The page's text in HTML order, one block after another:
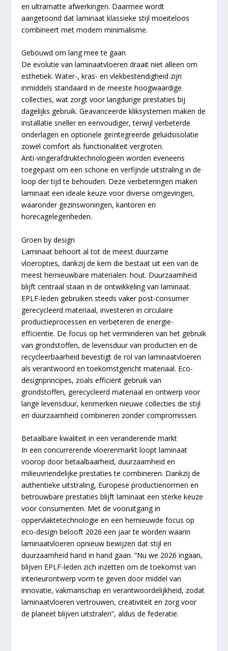
en ultramatte afwerkingen. Daarmee wordt
aangetoond dat laminaat klassieke stijl moeiteloos
combineert met modern minimalisme.
Gebouwd om lang mee te gaan
De evolutie van laminaatvloeren draait niet alleen om
esthetiek. Water-, kras- en vlekbestendigheid zijn
inmiddels standaard in de meeste hoogwaardige
collecties, wat zorgt voor langdurige prestaties bij
dagelijks gebruik. Geavanceerde kliksystemen maken de
installatie sneller en eenvoudiger, terwijl verbeterde
onderlagen en optionele geïntegreerde geluidsisolatie
zowel comfort als functionaliteit vergroten.
Anti-vingerafdruktechnologieën worden eveneens
toegepast om een schone en verfijnde uitstraling in de
loop der tijd te behouden. Deze verbeteringen maken
laminaat een ideale keuze voor diverse omgevingen,
waaronder gezinswoningen, kantoren en
horecagelegenheden.
Groen by design
Laminaat behoort al tot de meest duurzame
vloeropties, dankzij de kern die bestaat uit een van de
meest hernieuwbare materialen: hout. Duurzaamheid
blijft centraal staan in de ontwikkeling van laminaat.
EPLF-leden gebruiken steeds vaker post-consumer
gerecycleerd materiaal, investeren in circulaire
productieprocessen en verbeteren de energie-
efficiëntie. De focus op het verminderen van het gebruik
van grondstoffen, de levensduur van producten en de
recycleerbaarheid bevestigt de rol van laminaatvloeren
als verantwoord en toekomstgericht materiaal. Eco-
designprincipes, zoals efficiënt gebruik van
grondstoffen, gerecycleerd materiaal en ontwerp voor
lange levensduur, kenmerken nieuwe collecties die stijl
en duurzaamheid combineren zonder compromissen.
Betaalbare kwaliteit in een veranderende markt
In een concurrerende vloerenmarkt loopt laminaat
voorop door betaalbaarheid, duurzaamheid en
milieuvriendelijke prestaties te combineren. Dankzij de
authentieke uitstraling, Europese productienormen en
betrouwbare prestaties blijft laminaat een sterke keuze
voor consumenten. Met de vooruitgang in
oppervlaktetechnologie en een hernieuwde focus op
eco-design belooft 2026 een jaar te worden waarin
laminaatvloeren opnieuw bewijzen dat stijl en
duurzaamheid hand in hand gaan. “Nu we 2026 ingaan,
blijven EPLF-leden zich inzetten om de toekomst van
interieurontwerp vorm te geven door middel van
innovatie, vakmanschap en verantwoordelijkheid, zodat
laminaatvloeren vertrouwen, creativiteit en zorg voor
de planeet blijven uitstralen”, aldus de federatie.